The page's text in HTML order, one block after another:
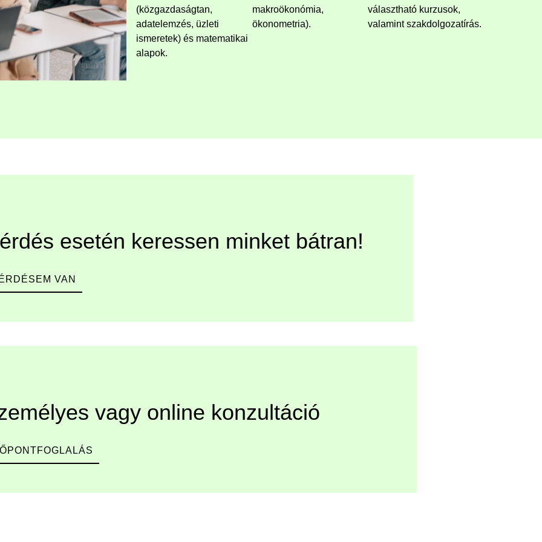
(közgazdaságtan,
adatelemzés, üzleti
ismeretek) és matematikai
alapok.
makroökonómia,
ökonometria).
választható kurzusok,
valamint szakdolgozatírás.
esetén keressen minket bátran!
VAN
vagy online konzultáció